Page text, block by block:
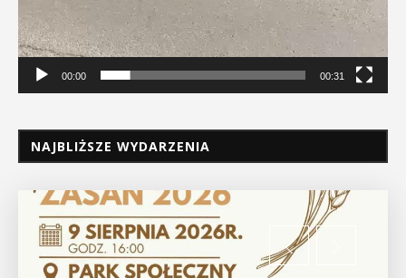
00:00 00:31
NAJBLIŻSZE WYDARZENIA